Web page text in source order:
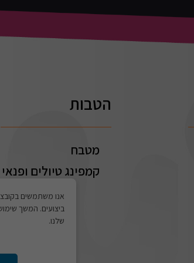
ביצועים. המשך
שלנו.
הטבות
מטבח
קמפינג טיולים ופנאי